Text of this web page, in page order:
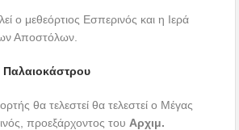
ο μεθεόρτιος Εσπερινός και η Ιερά
Αποστόλων.
θα τελεστεί θα τελεστεί ο Μέγας
προεξάρχοντος του Αρχιμ.